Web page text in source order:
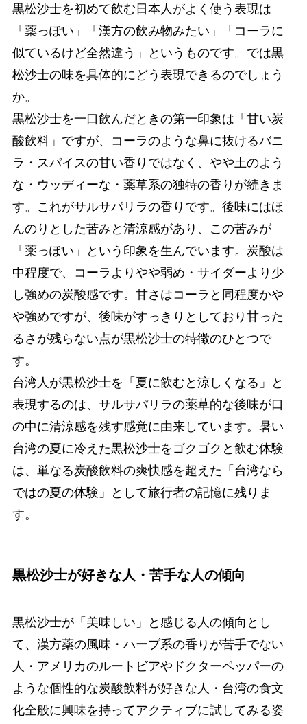
黒松沙士を初めて飲む日本人がよく使う表現は
「薬っぽい」「漢方の飲み物みたい」「コーラに
似ているけど全然違う」というものです。では黒
松沙士の味を具体的にどう表現できるのでしょう
か。
黒松沙士を一口飲んだときの第一印象は「甘い炭
酸飲料」ですが、コーラのような鼻に抜けるバニ
ラ・スパイスの甘い香りではなく、やや土のよう
な・ウッディーな・薬草系の独特の香りが続きま
す。これがサルサパリラの香りです。後味にはほ
んのりとした苦みと清涼感があり、この苦みが
「薬っぽい」という印象を生んでいます。炭酸は
中程度で、コーラよりやや弱め・サイダーより少
し強めの炭酸感です。甘さはコーラと同程度かや
や強めですが、後味がすっきりとしており甘った
るさが残らない点が黒松沙士の特徴のひとつで
す。
台湾人が黒松沙士を「夏に飲むと涼しくなる」と
表現するのは、サルサパリラの薬草的な後味が口
の中に清涼感を残す感覚に由来しています。暑い
台湾の夏に冷えた黒松沙士をゴクゴクと飲む体験
は、単なる炭酸飲料の爽快感を超えた「台湾なら
ではの夏の体験」として旅行者の記憶に残りま
す。
黒松沙士が好きな人・苦手な人の傾向
黒松沙士が「美味しい」と感じる人の傾向とし
て、漢方薬の風味・ハーブ系の香りが苦手でない
人・アメリカのルートビアやドクターペッパーの
ような個性的な炭酸飲料が好きな人・台湾の食文
化全般に興味を持ってアクティブに試してみる姿